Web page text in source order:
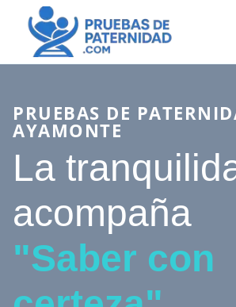
PRUEBAS DE
AYAMONTE
La
acompaña
"Saber con